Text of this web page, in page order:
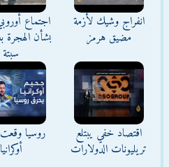
انفراج وشيك لأزمة
مضيق هرمز
اجتماع
بشأن الهجرة
سبتة
اقتصاد خفي يبتلع
تريليونات الدولارات
روسيا
أوكرانيا